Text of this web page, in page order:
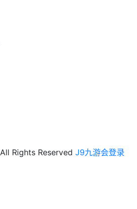
Rights Reserved J9九游会登录